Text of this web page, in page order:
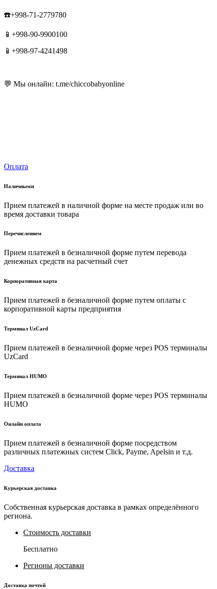
☎️+998-71-2779780
📱+998-90-9900100
📱+998-97-4241498
💬 Мы онлайн: t.me/chiccobabyonline
Оплата
Наличными
Прием платежей в наличной форме на месте продаж или во
время доставки товара
Перечислением
Прием платежей в безналичной форме путем перевода
денежных средств на расчетный счет
Корпоративная карта
Прием платежей в безналичной форме путем оплаты с
корпоративной карты предприятия
Терминал UzCard
Прием платежей в безналичной форме через POS терминалы
UzCard
Терминал HUMO
Прием платежей в безналичной форме через POS терминалы
HUMO
Онлайн оплата
Прием платежей в безналичной форме посредством
различных платежных систем Click, Payme, Apelsin и т.д.
Доставка
Курьерская доставка
Собственная курьерская доставка в рамках определённого
региона.
Стоимость доставки
Бесплатно
Регионы доставки
Доставка почтой